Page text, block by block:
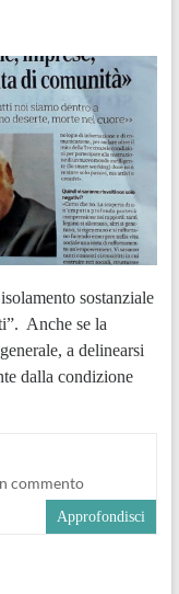
sostanziale
Anche se la
a delinearsi
dalla condizione
commento
Approfondisci